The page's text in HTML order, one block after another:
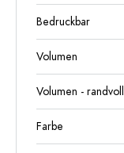
Bedruckbar
Volumen
Volumen - randvoll
Farbe